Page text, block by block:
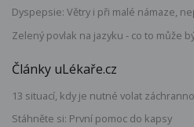
Dyspepsie: Větry i při malé námaze,
Zelený povlak na jazyku - co to může
Články uLékaře.cz
13 situací, kdy je nutné volat
Stáhněte si: První pomoc do kapsy